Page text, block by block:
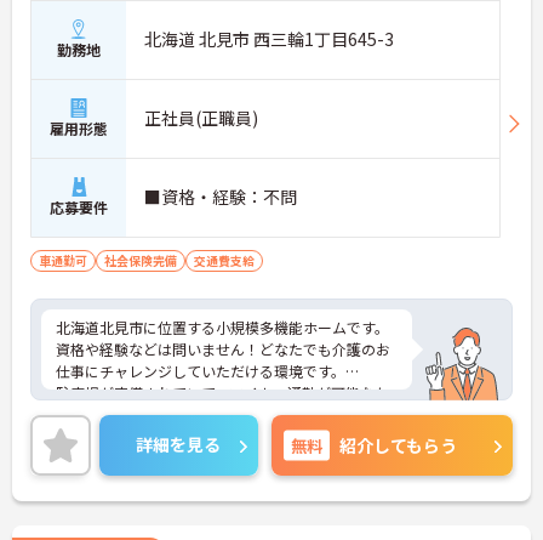
勤務地 北海道 北見市 西三輪1丁目645-3
雇用形態 正社員(正職員)
応募要件 ■資格・経験：不問
車通勤可 社会保険完備 交通費支給
北海道北見市に位置する小規模多機能ホームです。
資格や経験などは問いません！どなたでも介護のお
仕事にチャレンジしていただける環境です。
駐車場が完備されていて、マイカー通勤が可能なた
め、通勤に便利です。
ご興味をお持ちの方はお気軽にお問い合わせくださ
い。
詳細を見る 無料 紹介してもらう